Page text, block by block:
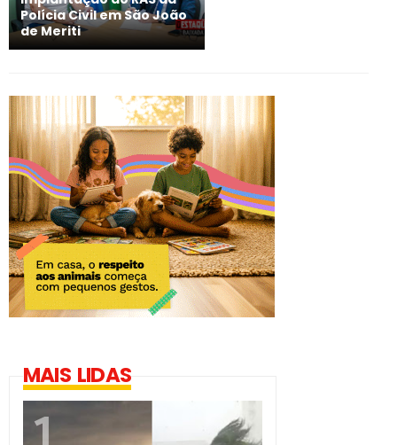
Polícia Civil em São João
de Meriti
MAIS LIDAS